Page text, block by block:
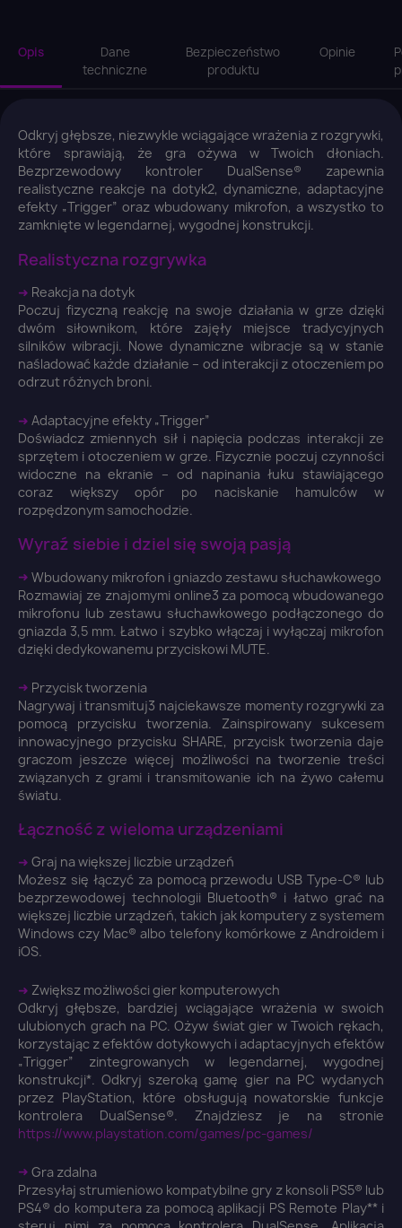
Opis
Dane
techniczne
Bezpieczeństwo
produktu
Opinie
Odkryj głębsze, niezwykle wciągające wrażenia z rozgrywki,
które sprawiają, że gra ożywa w Twoich dłoniach.
Bezprzewodowy kontroler DualSense® zapewnia
realistyczne reakcje na dotyk2, dynamiczne, adaptacyjne
efekty „Trigger” oraz wbudowany mikrofon, a wszystko to
zamknięte w legendarnej, wygodnej konstrukcji.
Realistyczna rozgrywka
➜ Reakcja na dotyk
Poczuj fizyczną reakcję na swoje działania w grze dzięki
dwóm siłownikom, które zajęły miejsce tradycyjnych
silników wibracji. Nowe dynamiczne wibracje są w stanie
naśladować każde działanie – od interakcji z otoczeniem po
odrzut różnych broni.
➜ Adaptacyjne efekty „Trigger”
Doświadcz zmiennych sił i napięcia podczas interakcji ze
sprzętem i otoczeniem w grze. Fizycznie poczuj czynności
widoczne na ekranie – od napinania łuku stawiającego
coraz większy opór po naciskanie hamulców w
rozpędzonym samochodzie.
Wyraź siebie i dziel się swoją pasją
➜ Wbudowany mikrofon i gniazdo zestawu słuchawkowego
Rozmawiaj ze znajomymi online3 za pomocą wbudowanego
mikrofonu lub zestawu słuchawkowego podłączonego do
gniazda 3,5 mm. Łatwo i szybko włączaj i wyłączaj mikrofon
dzięki dedykowanemu przyciskowi MUTE.
➜ Przycisk tworzenia
Nagrywaj i transmituj3 najciekawsze momenty rozgrywki za
pomocą przycisku tworzenia. Zainspirowany sukcesem
innowacyjnego przycisku SHARE, przycisk tworzenia daje
graczom jeszcze więcej możliwości na tworzenie treści
związanych z grami i transmitowanie ich na żywo całemu
światu.
Łączność z wieloma urządzeniami
➜ Graj na większej liczbie urządzeń
Możesz się łączyć za pomocą przewodu USB Type-C® lub
bezprzewodowej technologii Bluetooth® i łatwo grać na
większej liczbie urządzeń, takich jak komputery z systemem
Windows czy Mac® albo telefony komórkowe z Androidem i
iOS.
➜ Zwiększ możliwości gier komputerowych
Odkryj głębsze, bardziej wciągające wrażenia w swoich
ulubionych grach na PC. Ożyw świat gier w Twoich rękach,
korzystając z efektów dotykowych i adaptacyjnych efektów
„Trigger” zintegrowanych w legendarnej, wygodnej
konstrukcji*. Odkryj szeroką gamę gier na PC wydanych
przez PlayStation, które obsługują nowatorskie funkcje
kontrolera DualSense®. Znajdziesz je na stronie
https://www.playstation.com/games/pc-games/
➜ Gra zdalna
Przesyłaj strumieniowo kompatybilne gry z konsoli PS5® lub
PS4® do komputera za pomocą aplikacji PS Remote Play** i
Zaloguj się ×